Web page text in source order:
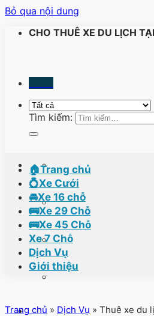
Bỏ qua nội dung
CHO THUÊ XE DU LỊCH
Tìm kiếm:
🏠Trang chủ
💍Xe Cưới
🚘Xe 16 chỗ
🚌Xe 29 Chỗ
🚌Xe 45 Chỗ
Xe 7 Chỗ
Dịch Vụ
Giới thiệu
Trang chủ » Dịch Vụ » Thuê xe du